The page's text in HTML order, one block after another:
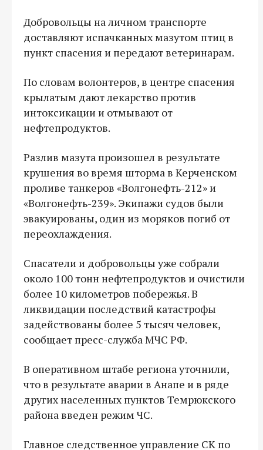
Добровольцы на личном транспорте
доставляют испачканных мазутом птиц в
пункт спасения и передают ветеринарам.
По словам волонтеров, в центре спасения
крылатым дают лекарство против
интоксикации и отмывают от
нефтепродуктов.
Разлив мазута произошел в результате
крушения во время шторма в Керченском
проливе танкеров «Волгонефть-212» и
«Волгонефть-239». Экипажи судов были
эвакуированы, один из моряков погиб от
переохлаждения.
Спасатели и добровольцы уже собрали
около 100 тонн нефтепродуктов и очистили
более 10 километров побережья. В
ликвидации последствий катастрофы
задействованы более 5 тысяч человек,
сообщает пресс-служба МЧС РФ.
В оперативном штабе региона уточнили,
что в результате аварии в Анапе и в ряде
других населенных пунктов Темрюкского
района введен режим ЧС.
Главное следственное управление СК по